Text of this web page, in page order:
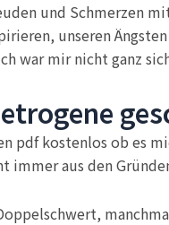
und Schmerzen
unseren
war mir nicht ganz
pdf kostenlos ob es
immer aus den